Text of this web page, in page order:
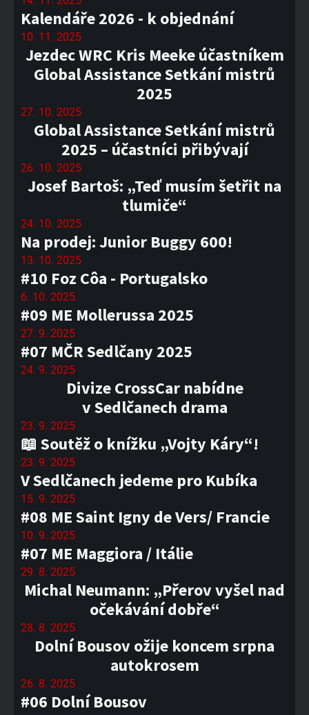
Kalendáře 2026 - k objednání
10. 11. 2025
Jezdec WRC Kris Meeke účastníkem
Global Assistance Setkání mistrů
2025
27. 10. 2025
Global Assistance Setkání mistrů
2025 – účastníci přibývají
26. 10. 2025
Josef Bartoš: „Teď musím šetřit na
tlumiče“
24. 10. 2025
Na prodej: Junior Buggy 600!
13. 10. 2025
#10 Foz Côa - Portugalsko
6. 10. 2025
#09 ME Mollerussa 2025
27. 9. 2025
#07 MČR Sedlčany 2025
24. 9. 2025
Divize CrossCar nabídne
v Sedlčanech drama
23. 9. 2025
📖 Soutěž o knížku „Vojty Káry“!
23. 9. 2025
V Sedlčanech jedeme pro Kubíka
15. 9. 2025
#08 ME Saint Igny de Vers/ Francie
10. 9. 2025
#07 ME Maggiora / Itálie
29. 8. 2025
Michal Neumann: „Přerov vyšel nad
očekávání dobře“
28. 8. 2025
Dolní Bousov ožije koncem srpna
autokrosem
26. 8. 2025
#06 Dolní Bousov